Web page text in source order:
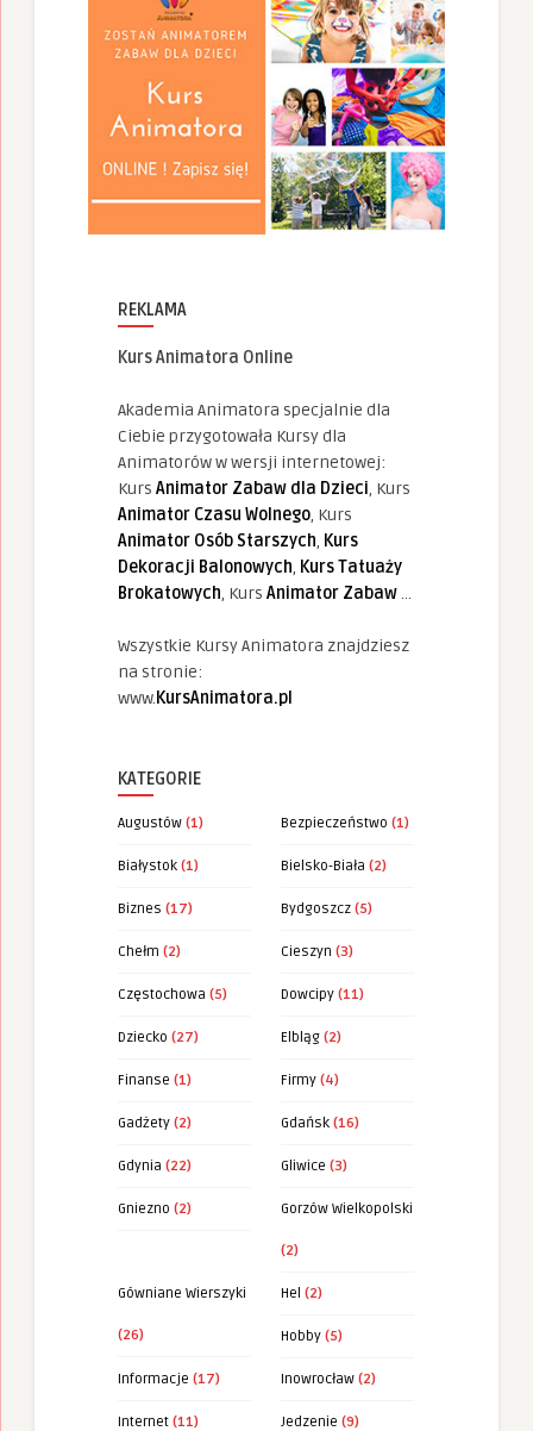
REKLAMA
Kurs Animatora Online
Akademia Animatora specjalnie dla
Ciebie przygotowała Kursy dla
Animatorów w wersji internetowej:
Kurs Animator Zabaw dla Dzieci, Kurs
Animator Czasu Wolnego, Kurs
Animator Osób Starszych, Kurs
Dekoracji Balonowych, Kurs Tatuaży
Brokatowych, Kurs Animator Zabaw...
Wszystkie Kursy Animatora znajdziesz
na stronie:
www.KursAnimatora.pl
KATEGORIE
Augustów (1) Bezpieczeństwo (1)
Białystok (1) Bielsko-Biała (2)
Biznes (17) Bydgoszcz (5)
Chełm (2) Cieszyn (3)
Częstochowa (5) Dowcipy (11)
Dziecko (27) Elbląg (2)
Finanse (1) Firmy (4)
Gadżety (2) Gdańsk (16)
Gdynia (22) Gliwice (3)
Gniezno (2) Gorzów Wielkopolski
(2)
Gówniane Wierszyki
(26)
Hel (2)
Hobby (5)
Informacje (17) Inowrocław (2)
Internet (11) Jedzenie (9)